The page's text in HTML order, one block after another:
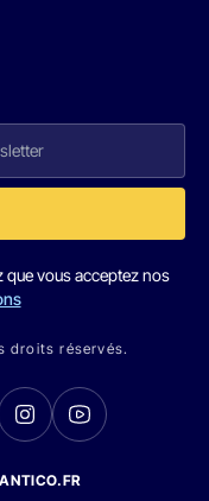
vous acceptez nos
droits réservés.